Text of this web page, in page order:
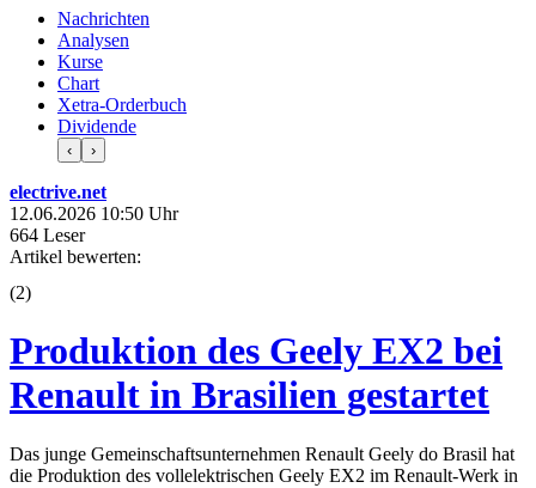
Nachrichten
Analysen
Kurse
Chart
Xetra-Orderbuch
Dividende
‹ ›
electrive.net
12.06.2026 10:50 Uhr
664 Leser
Artikel bewerten:
(2)
Produktion des Geely EX2 bei
Renault in Brasilien gestartet
Das junge Gemeinschaftsunternehmen Renault Geely do Brasil hat
die Produktion des vollelektrischen Geely EX2 im Renault-Werk in